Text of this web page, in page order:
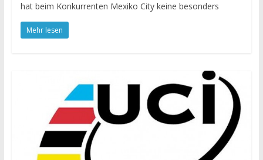
hat beim Konkurrenten Mexiko City keine besonders
Mehr lesen